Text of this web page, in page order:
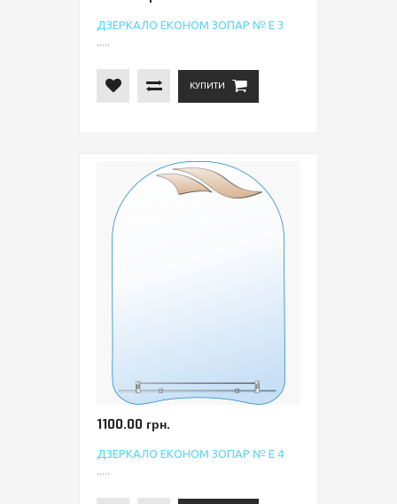
ДЗЕРКАЛО ЕКОНОМ ЗОПАР № Е 3
.....
КУПИТИ
1100.00 грн.
ДЗЕРКАЛО ЕКОНОМ ЗОПАР № Е 4
.....